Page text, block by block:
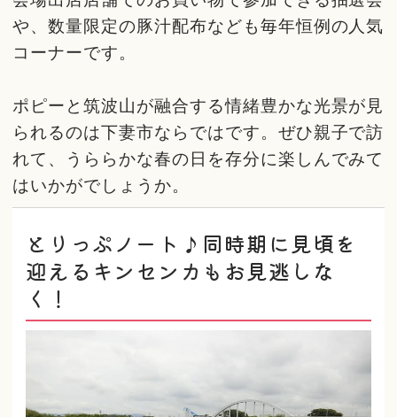
や、数量限定の豚汁配布なども毎年恒例の人気
コーナーです。
ポピーと筑波山が融合する情緒豊かな光景が見
られるのは下妻市ならではです。ぜひ親子で訪
れて、うららかな春の日を存分に楽しんでみて
はいかがでしょうか。
とりっぷノート♪同時期に見頃を
迎えるキンセンカもお見逃しな
く！